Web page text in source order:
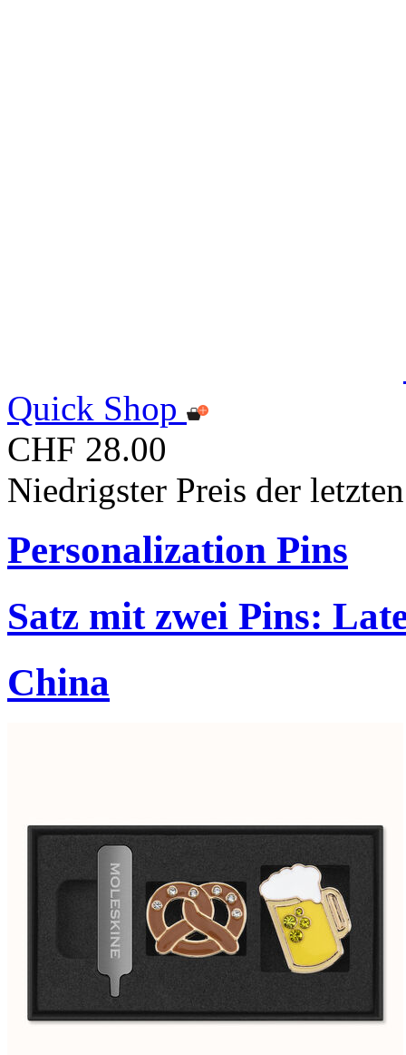
Quick Shop
CHF 28.00
Niedrigster Preis der
Personalization Pins
Satz mit zwei Pins:
China